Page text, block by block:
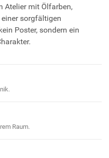
Atelier mit Ölfarben,
sorgfältigen
Poster, sondern ein
Raum.